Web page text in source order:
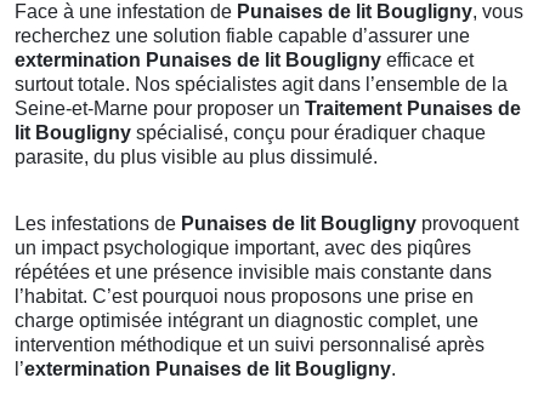
Face à une infestation de Punaises de lit Bougligny, vous
recherchez une solution fiable capable d’assurer une
extermination Punaises de lit Bougligny efficace et
surtout totale. Nos spécialistes agit dans l’ensemble de la
Seine-et-Marne pour proposer un Traitement Punaises de
lit Bougligny spécialisé, conçu pour éradiquer chaque
parasite, du plus visible au plus dissimulé.
Les infestations de Punaises de lit Bougligny provoquent
un impact psychologique important, avec des piqûres
répétées et une présence invisible mais constante dans
l’habitat. C’est pourquoi nous proposons une prise en
charge optimisée intégrant un diagnostic complet, une
intervention méthodique et un suivi personnalisé après
l’extermination Punaises de lit Bougligny.